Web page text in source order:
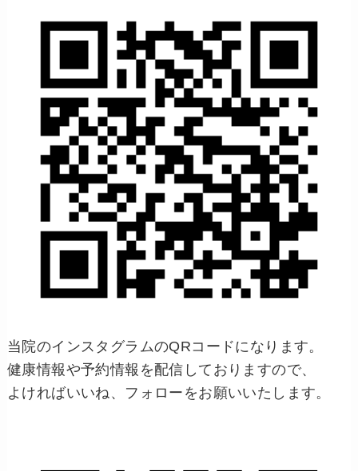
当院のインスタグラムのQRコードになります。
健康情報や予約情報を配信しておりますので、
よければいいね、フォローをお願いいたします。